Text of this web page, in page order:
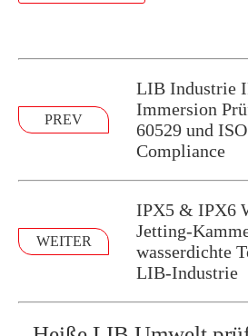
PREV
LIB Industrie
Immersion
60529 und
Compliance
WEITER
IPX5 & IPX6
Jetting-
wasserdichte
LIB-Industrie